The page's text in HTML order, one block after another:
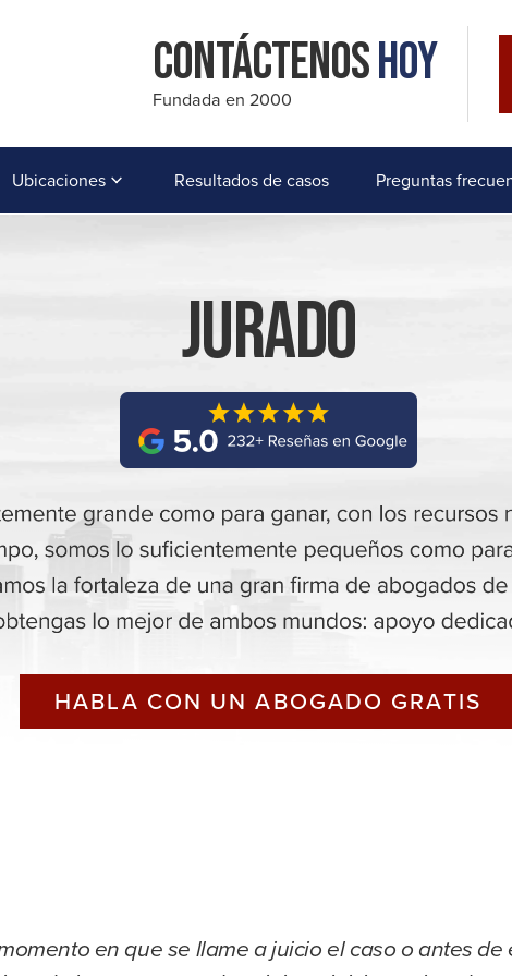
ContáctenosHoy
Fundada en 2000
Ubicaciones Resultados de casos Preguntas
Jurado
HABLA CON UN ABOGADO GRATIS
en que se llame a juicio el caso o antes de